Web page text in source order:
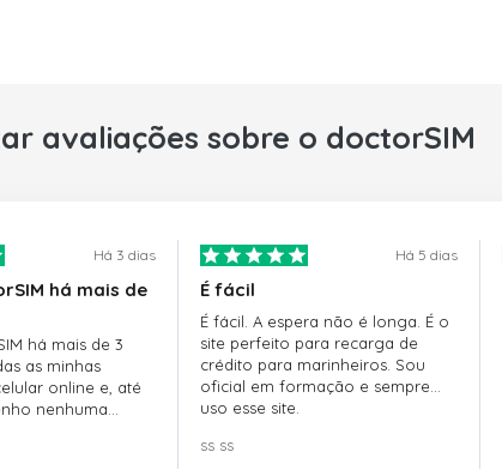
avaliações sobre o doctorSIM
Há 3 dias
há mais de
há mais de 3
as minhas
online e, até
nenhuma
Há 5 dias
É fácil
É fácil. A espera não é longa. É o
site perfeito para recarga de
crédito para marinheiros. Sou
oficial em formação e sempre
uso esse site.
ss ss